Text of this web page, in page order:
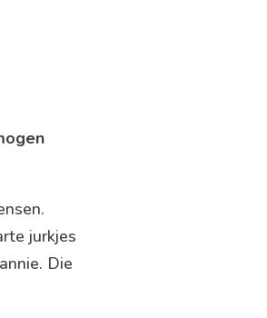
jurkjes
Die